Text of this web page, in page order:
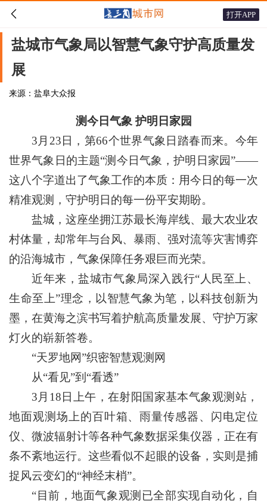
 打开APP
盐城市气象局以智慧气象守护高质量发
展
来源：盐阜大众报
测今日气象 护明日家园
3月23日，第66个世界气象日踏春而来。今年
世界气象日的主题“测今日气象，护明日家园”——
这八个字道出了气象工作的本质：用今日的每一次
精准观测，守护明日的每一份平安期盼。
盐城，这座坐拥江苏最长海岸线、最大农业农
村体量，却常年与台风、暴雨、强对流等灾害博弈
的沿海城市，气象保障任务艰巨而光荣。
近年来，盐城市气象局深入践行“人民至上、
生命至上”理念，以智慧气象为笔，以科技创新为
墨，在黄海之滨书写着护航高质量发展、守护万家
灯火的崭新答卷。
“天罗地网”织密智慧观测网
从“看见”到“看透”
3月18日上午，在射阳国家基本气象观测站，
地面观测场上的百叶箱、雨量传感器、闪电定位
仪、微波辐射计等各种气象数据采集仪器，正在有
条不紊地运行。这些看似不起眼的设备，实则是捕
捉风云变幻的“神经末梢”。
“目前，地面气象观测已全部实现自动化，自